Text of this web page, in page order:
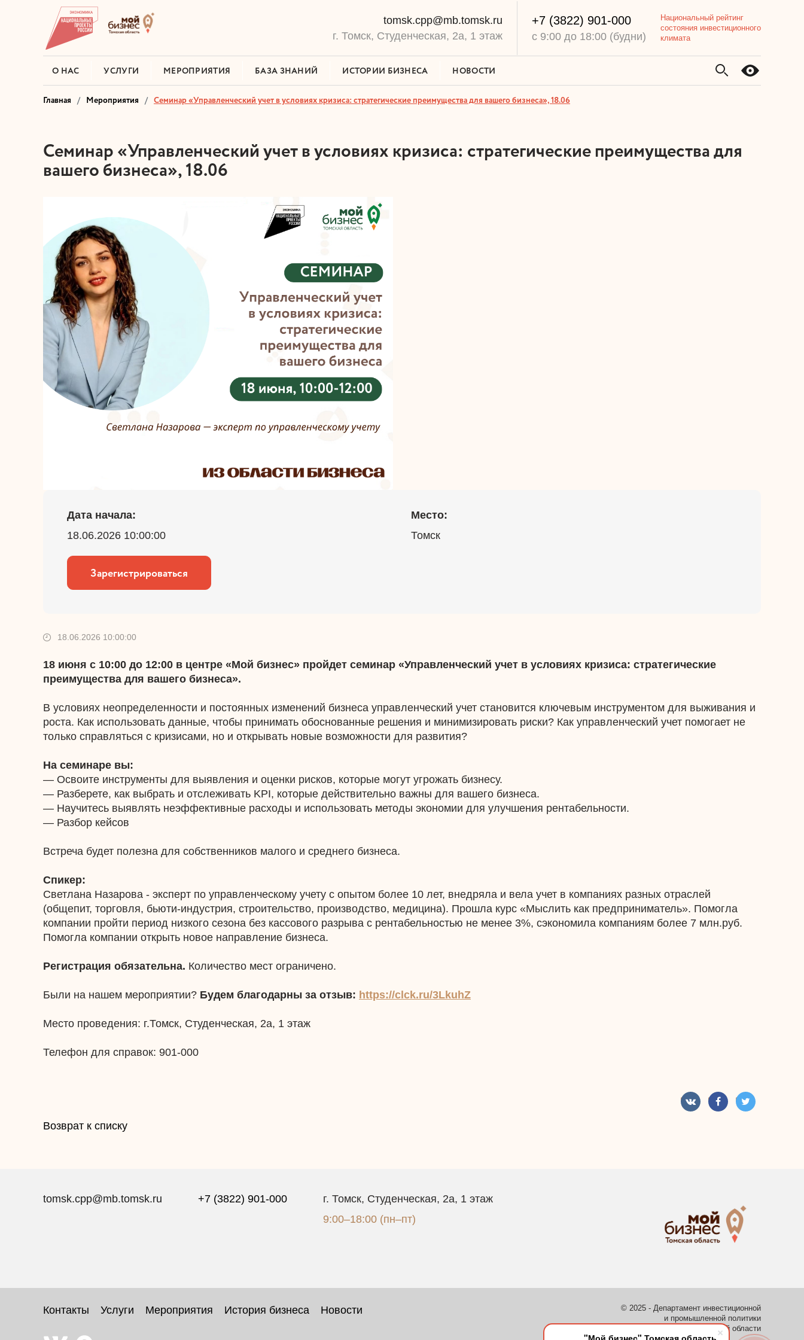
"Мой бизнес" Томская область
tomsk.cpp@mb.tomsk.ru
г. Томск, Студенческая, 2а, 1 этаж
+7 (3822) 901-000
с 9:00 до 18:00 (будни)
Национальный рейтинг
состояния инвестиционного
климата
О НАС УСЛУГИ МЕРОПРИЯТИЯ БАЗА ЗНАНИЙ ИСТОРИИ БИЗНЕСА НОВОСТИ
Главная Мероприятия Семинар «Управленческий учет в условиях кризиса: стратегические преимущества для вашего бизнеса», 18.06
Семинар «Управленческий учет в условиях кризиса: стратегические преимущества для
вашего бизнеса», 18.06
Дата начала:
18.06.2026 10:00:00
Место:
Томск
Зарегистрироваться
18.06.2026 10:00:00
18 июня с 10:00 до 12:00 в центре «Мой бизнес» пройдет семинар «Управленческий учет в условиях кризиса: стратегические
преимущества для вашего бизнеса».
В условиях неопределенности и постоянных изменений бизнеса управленческий учет становится ключевым инструментом для выживания и
роста. Как использовать данные, чтобы принимать обоснованные решения и минимизировать риски? Как управленческий учет помогает не
только справляться с кризисами, но и открывать новые возможности для развития?
На семинаре вы:
— Освоите инструменты для выявления и оценки рисков, которые могут угрожать бизнесу.
— Разберете, как выбрать и отслеживать KPI, которые действительно важны для вашего бизнеса.
— Научитесь выявлять неэффективные расходы и использовать методы экономии для улучшения рентабельности.
— Разбор кейсов
Встреча будет полезна для собственников малого и среднего бизнеса.
Спикер:
Светлана Назарова - эксперт по управленческому учету с опытом более 10 лет, внедряла и вела учет в компаниях разных отраслей
(общепит, торговля, бьюти-индустрия, строительство, производство, медицина). Прошла курс «Мыслить как предприниматель». Помогла
компании пройти период низкого сезона без кассового разрыва с рентабельностью не менее 3%, сэкономила компаниям более 7 млн.руб.
Помогла компании открыть новое направление бизнеса.
Регистрация обязательна. Количество мест ограничено.
Были на нашем мероприятии? Будем благодарны за отзыв: https://clck.ru/3LkuhZ
Место проведения: г.Томск, Студенческая, 2а, 1 этаж
Телефон для справок: 901-000
Возврат к списку
tomsk.cpp@mb.tomsk.ru +7 (3822) 901-000
г. Томск, Студенческая, 2а, 1 этаж
9:00–18:00 (пн–пт)
Контакты Услуги Мероприятия История бизнеса Новости
© 2025 - Департамент инвестиционной
и промышленной политики
Томской области